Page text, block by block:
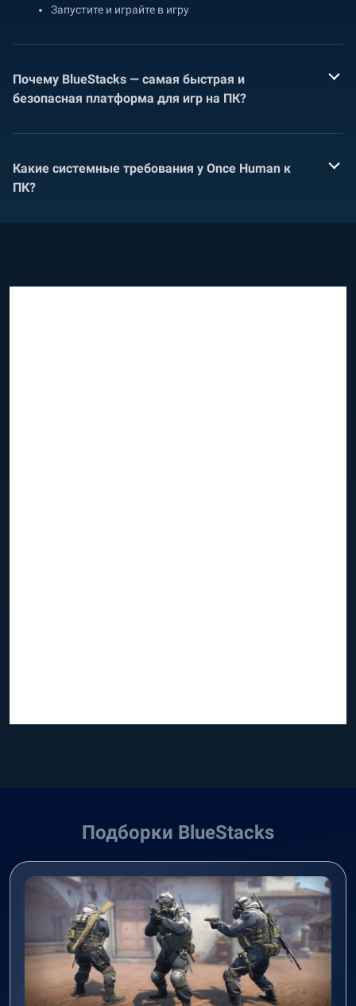
Запустите и играйте в игру
Почему BlueStacks — самая быстрая и
безопасная платформа для игр на ПК?
Какие системные требования у Once Human к
ПК?
Подборки BlueStacks